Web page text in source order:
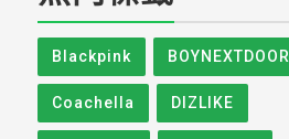
Blackpink BOYNEXTDOOR
Coachella DIZLIKE